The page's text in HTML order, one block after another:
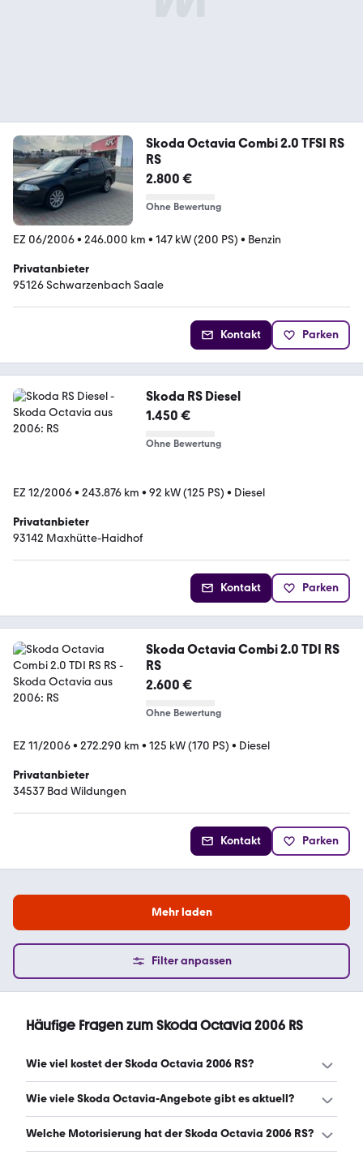
Skoda Octavia Combi 2.0 TFSI RS
RS
2.800 €
Ohne Bewertung
EZ 06/2006• 246.000 km • 147 kW (200 PS) • Benzin
Privatanbieter
95126 Schwarzenbach Saale
Kontakt Parken
Skoda RS Diesel
1.450 €
Ohne Bewertung
EZ 12/2006• 243.876 km • 92 kW (125 PS) • Diesel
Privatanbieter
93142 Maxhütte-Haidhof
Kontakt Parken
Skoda Octavia Combi 2.0 TDI RS
RS
2.600 €
Ohne Bewertung
EZ 11/2006• 272.290 km • 125 kW (170 PS) • Diesel
Privatanbieter
34537 Bad Wildungen
Kontakt Parken
Mehr laden
Filter anpassen
Häufige Fragen zum Skoda Octavia 2006 RS
Wie viel kostet der Skoda Octavia 2006 RS?
Ein guter Preis für einen Skoda Octavia 2006 RS liegt
Wie viele Skoda Octavia-Angebote gibt es aktuell?
Es gibt insgesamt 22 Skoda Octavia bei mobile.de, davon
Welche Motorisierung hat der Skoda Octavia 2006 RS?